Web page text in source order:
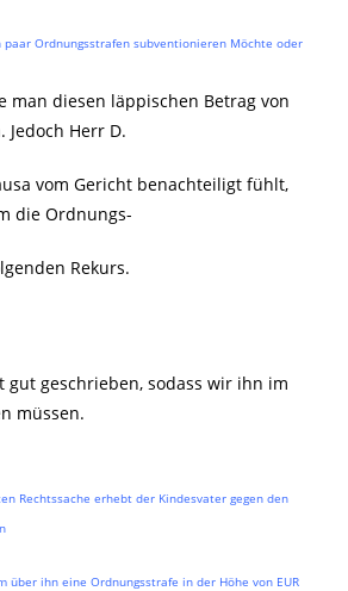
Ordnungsstrafen subventionieren Möchte oder
man diesen läppischen Betrag von
Jedoch Herr D.
vom Gericht benachteiligt fühlt,
die Ordnungs-
Rekurs.
gut geschrieben, sodass wir ihn im
müssen.
Rechtssache erhebt der Kindesvater gegen den
über ihn eine Ordnungsstrafe in der Höhe von EUR